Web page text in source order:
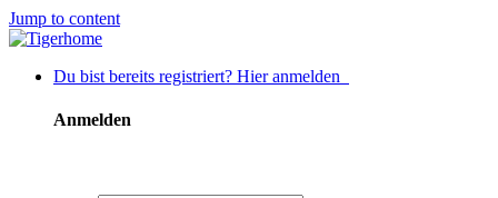
Jump to content
Du bist bereits registriert? Hier anmelden
Anmelden